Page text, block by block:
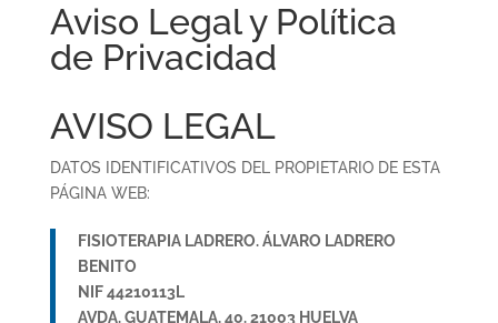
Aviso Legal y Política
de Privacidad
AVISO LEGAL
DATOS IDENTIFICATIVOS DEL PROPIETARIO DE ESTA
PÁGINA WEB:
FISIOTERAPIA LADRERO. ÁLVARO LADRERO
BENITO
NIF 44210113L
AVDA. GUATEMALA, 40. 21003 HUELVA